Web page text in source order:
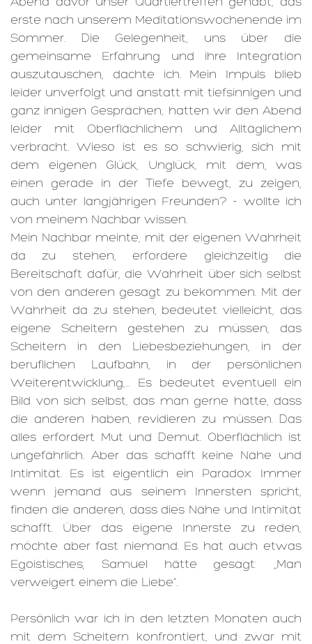
erste nach unserem Meditationswochenende im
Sommer. Die Gelegenheit, uns über die
gemeinsame Erfahrung und ihre Integration
auszutauschen, dachte ich. Mein Impuls blieb
leider unverfolgt und anstatt mit tiefsinnigen und
ganz innigen Gesprächen, hatten wir den Abend
leider mit Oberflächlichem und Alltäglichem
verbracht. Wieso ist es so schwierig, sich mit
dem eigenen Glück, Unglück, mit dem, was
einen gerade in der Tiefe bewegt, zu zeigen,
auch unter langjährigen Freunden? - wollte ich
von meinem Nachbar wissen.
Mein Nachbar meinte, mit der eigenen Wahrheit
da zu stehen, erfordere gleichzeitig die
Bereitschaft dafür, die Wahrheit über sich selbst
von den anderen gesagt zu bekommen. Mit der
Wahrheit da zu stehen, bedeutet vielleicht, das
eigene Scheitern gestehen zu müssen, das
Scheitern in den Liebesbeziehungen, in der
beruflichen Laufbahn, in der persönlichen
Weiterentwicklung,… Es bedeutet eventuell ein
Bild von sich selbst, das man gerne hätte, dass
die anderen haben, revidieren zu müssen. Das
alles erfordert Mut und Demut. Oberflächlich ist
ungefährlich. Aber das schafft keine Nähe und
Intimität. Es ist eigentlich ein Paradox: Immer
wenn jemand aus seinem Innersten spricht,
finden die anderen, dass dies Nähe und Intimität
schafft. Über das eigene Innerste zu reden,
möchte aber fast niemand. Es hat auch etwas
Egoistisches; Samuel hätte gesagt: „Man
verweigert einem die Liebe“.
Persönlich war ich in den letzten Monaten auch
mit dem Scheitern konfrontiert, und zwar mit